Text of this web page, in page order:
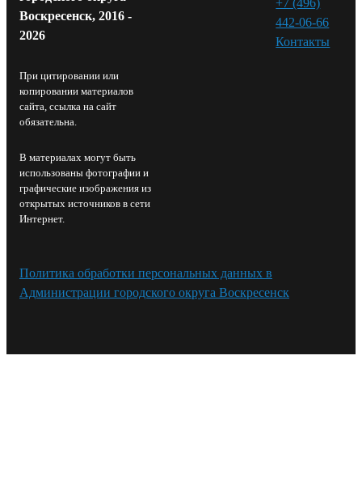
Воскресенск, 2016 -
2026
При цитировании или
копировании материалов
сайта, ссылка на сайт
обязательна.
В материалах могут быть
использованы фотографии и
графические изображения из
открытых источников в сети
Интернет.
442-06-66
Контакты⁠
Политика обработки персональных данных в
Администрации городского округа Воскресенск